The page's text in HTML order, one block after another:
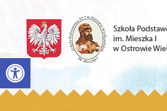
Open toolbar